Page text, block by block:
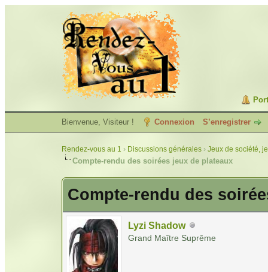
Bienvenue, Visiteur ! Connexion S’enregistrer
Rendez-vous au 1 › Discussions générales › Jeux de société,
Compte-rendu des soirées jeux de plateaux
Compte-rendu des
Lyzi Shadow
Grand Maître Suprême